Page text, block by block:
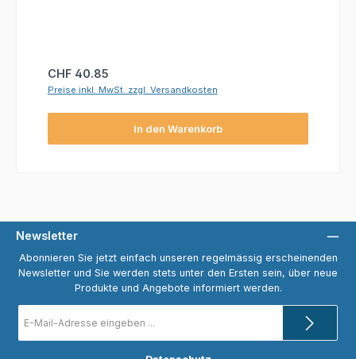
Regulärer Preis:
CHF 40.85
Preise inkl. MwSt. zzgl. Versandkosten
In den Warenkorb
Newsletter
Abonnieren Sie jetzt einfach unseren regelmässig erscheinenden
Newsletter und Sie werden stets unter den Ersten sein, über neue
Produkte und Angebote informiert werden.
Mail-